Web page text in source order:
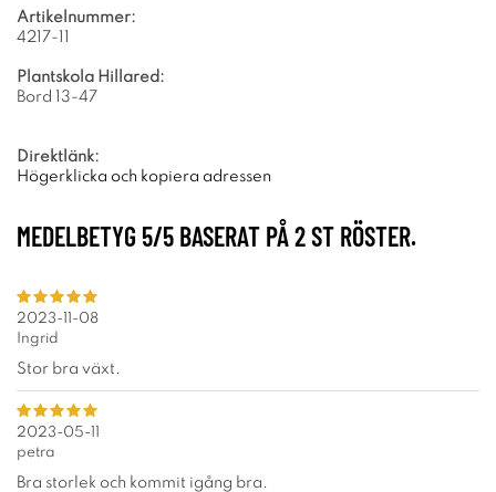
Artikelnummer:
4217-11
Plantskola Hillared:
Bord 13-47
Direktlänk:
Högerklicka och kopiera adressen
MEDELBETYG 5/5 BASERAT PÅ2ST RÖSTER.
2023-11-08
Ingrid
Stor bra växt.
2023-05-11
petra
Bra storlek och kommit igång bra.